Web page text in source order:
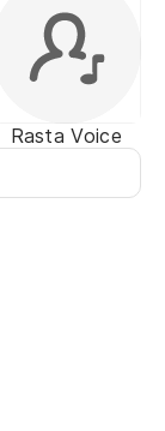
Rasta Voice